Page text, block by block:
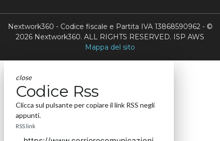
Nextwork360 - Codice fiscale e Partita IVA 13868590962 - ©
2026 Nextwork360. ALL RIGHTS RESERVED. ISP AWS
Mappa del sito
close
Codice Rss
Clicca sul pulsante per copiare il link RSS negli
appunti.
RSS link